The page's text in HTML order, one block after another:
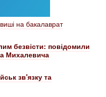
на бакалаврат
безвісти: повідомили
Михалевича
зв'язку та